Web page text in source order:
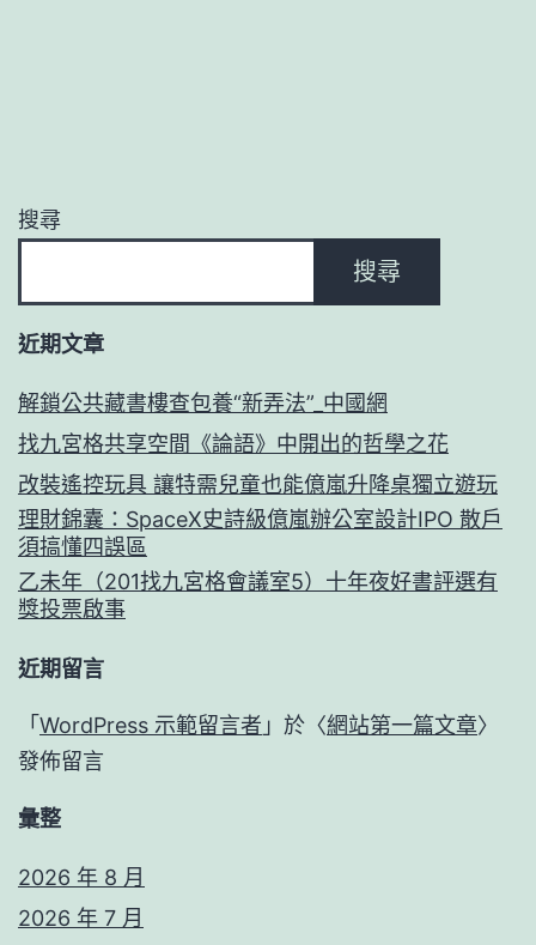
搜尋
搜尋
近期文章
解鎖公共藏書樓查包養“新弄法”_中國網
找九宮格共享空間《論語》中開出的哲學之花
改裝遙控玩具 讓特需兒童也能億嵐升降桌獨立遊玩
理財錦囊：SpaceX史詩級億嵐辦公室設計IPO 散戶
須搞懂四誤區
乙未年（201找九宮格會議室5）十年夜好書評選有
獎投票啟事
近期留言
「 WordPress 示範留言者 」於〈網站第一篇文章〉
發佈留言
彙整
2026 年 8 月
2026 年 7 月